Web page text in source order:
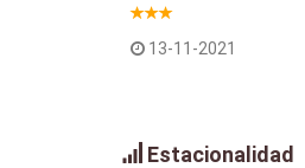
13-11-2021
Estacionalidad